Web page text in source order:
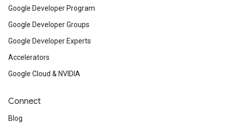
Google Developer Program
Google Developer Groups
Google Developer Experts
Accelerators
Google Cloud & NVIDIA
Connect
Blog